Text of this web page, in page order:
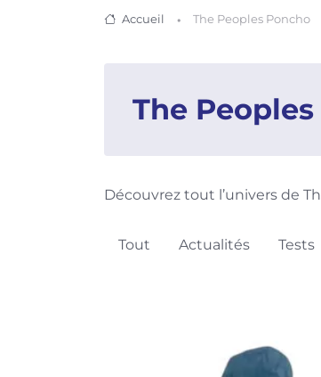
Accueil The Peoples Poncho
The
Découvrez tout l’univers de
Tout Actualités Tests